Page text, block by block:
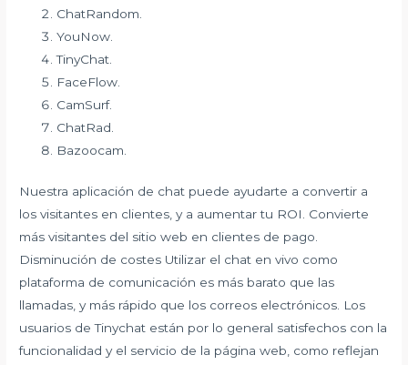
ChatRandom.
YouNow.
TinyChat.
FaceFlow.
CamSurf.
ChatRad.
Bazoocam.
Nuestra aplicación de chat puede ayudarte a convertir a
los visitantes en clientes, y a aumentar tu ROI. Convierte
más visitantes del sitio web en clientes de pago.
Disminución de costes Utilizar el chat en vivo como
plataforma de comunicación es más barato que las
llamadas, y más rápido que los correos electrónicos. Los
usuarios de Tinychat están por lo general satisfechos con la
funcionalidad y el servicio de la página web, como reflejan